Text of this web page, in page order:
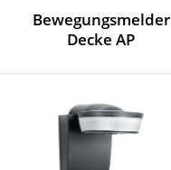
Bewegungsmelder
Decke AP